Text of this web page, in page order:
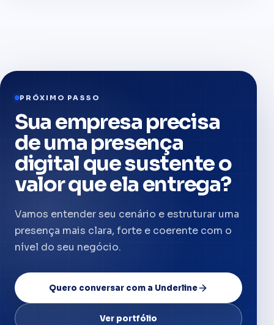
PRÓXIMO PASSO
Sua empresa precisa
de uma presença
digital que sustente o
valor que ela entrega?
Vamos entender seu cenário e estruturar uma
presença mais clara, forte e coerente com o
nível do seu negócio.
Quero conversar com a Underline
Ver portfólio